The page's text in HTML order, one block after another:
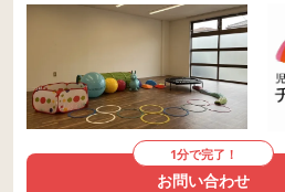
1分で完了！
お問い合わせ